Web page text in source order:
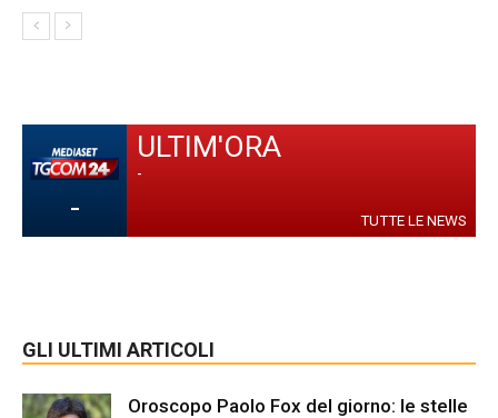
-
ULTIM'ORA
-
TUTTE LE NEWS
GLI ULTIMI ARTICOLI
Oroscopo Paolo Fox del giorno: le stelle